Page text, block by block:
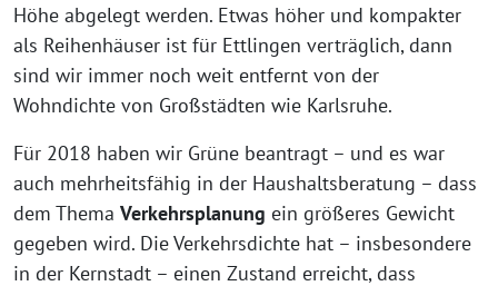
Höhe abgelegt werden. Etwas höher und kompakter
als Reihenhäuser ist für Ettlingen verträglich, dann
sind wir immer noch weit entfernt von der
Wohndichte von Großstädten wie Karlsruhe.
Für 2018 haben wir Grüne beantragt – und es war
auch mehrheitsfähig in der Haushaltsberatung – dass
dem Thema Verkehrsplanung ein größeres Gewicht
gegeben wird. Die Verkehrsdichte hat – insbesondere
in der Kernstadt – einen Zustand erreicht, dass